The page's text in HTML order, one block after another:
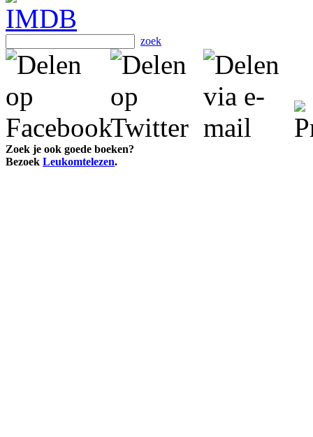
zoek
Zoek je ook goede boeken?
Bezoek Leukomtelezen.